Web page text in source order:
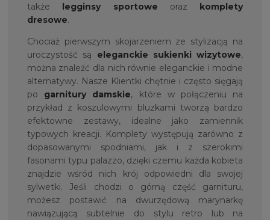
także
legginsy sportowe oraz komplety
dresowe.
Chociaż pierwszym skojarzeniem ze stylizacją na
uroczystość są eleganckie sukienki wizytowe,
można znaleźć dla nich równie eleganckie i modne
alternatywy. Nasze Klientki chętnie i często sięgają
po garnitury damskie, które w połączeniu na
przykład z koszulowymi bluzkami tworzą bardzo
efektowne zestawy, idealne jako zamiennik
typowych kreacji. Komplety występują zarówno z
dopasowanymi spodniami, jak i z szerokimi
fasonami typu palazzo, dzięki czemu każda kobieta
znajdzie wśród nich krój odpowiedni dla swojej
sylwetki. Jeśli chodzi o górną część garnituru,
możesz postawić na dwurzędową marynarkę
nawiązującą subtelnie do stylu retro lub na